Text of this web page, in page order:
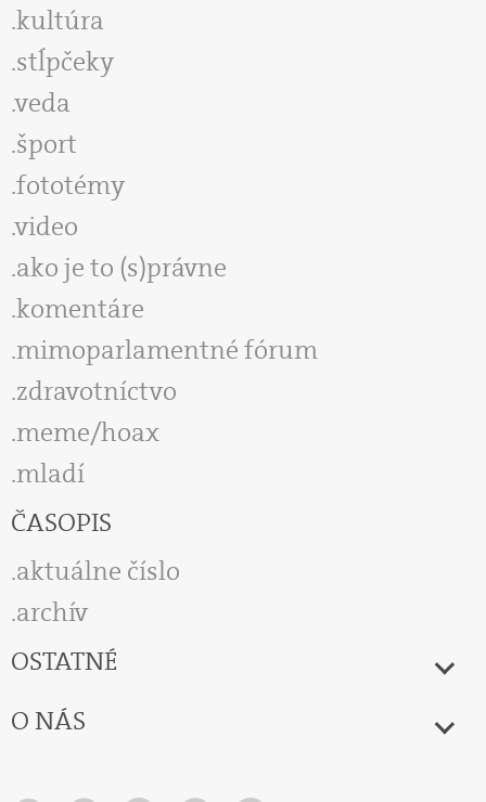
kultúra
stĺpčeky
veda
šport
fototémy
video
ako je to (s)právne
komentáre
mimoparlamentné fórum
zdravotníctvo
meme/hoax
mladí
ČASOPIS
aktuálne číslo
archív
OSTATNÉ
O NÁS